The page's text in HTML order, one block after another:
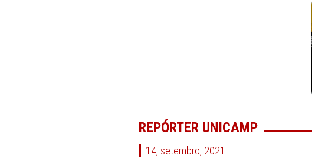
REPÓRTER UNICAMP
14, setembro, 2021